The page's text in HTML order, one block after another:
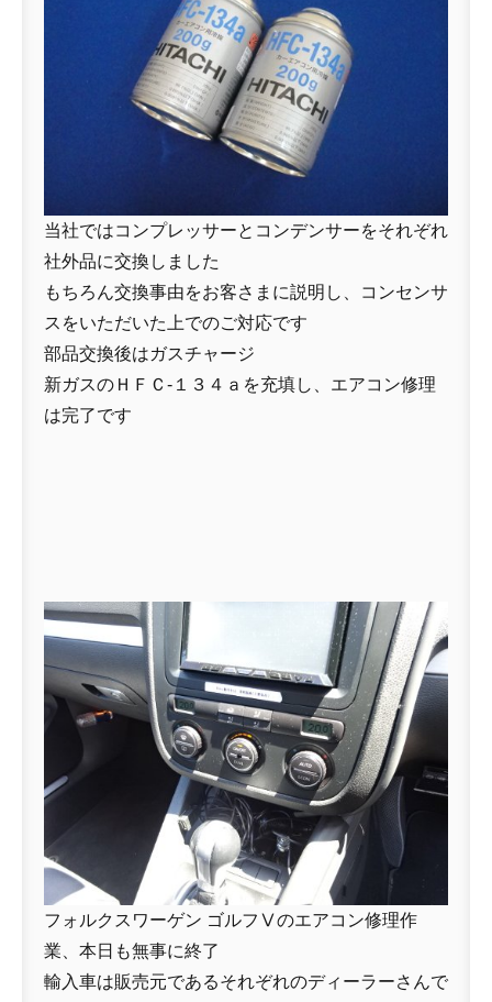
当社ではコンプレッサーとコンデンサーをそれぞれ
社外品に交換しました
もちろん交換事由をお客さまに説明し、コンセンサ
スをいただいた上でのご対応です
部品交換後はガスチャージ
新ガスのＨＦＣ-１３４ａを充填し、エアコン修理
は完了です
フォルクスワーゲン ゴルフⅤのエアコン修理作
業、本日も無事に終了
輸入車は販売元であるそれぞれのディーラーさんで